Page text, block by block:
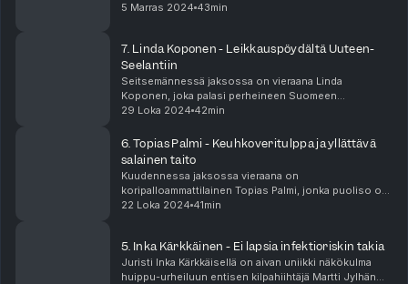
Taru Lahden rakkaussuhteen ainoa kynnyskysymys ei
5 Marras 2024 43min
7. Linda Koponen - Leikkauspöydältä Uuteen-
Seelantiin
Seitsemännessä jaksossa on vieraana Linda
Koponen, joka palasi perheineen Suomeen
koripalloilija puoliso Petteri Koposen yhdentoista
haastavaa on...
29 Loka 2024 42min
6. Topias Palmi - Keuhkoveritulppa ja yllättävä
salainen taito
Kuudennessa jaksossa vieraana on
koripalloammattilainen Topias Palmi, jonka puoliso on
sisäratojen 60 metrin aitajuoksun Euroopan mestari
22 Loka 2024 41min
5. Inka Kärkkäinen - Ei lapsia infektioriskin takia
Juristi Inka Kärkkäisellä on aivan uniikki näkökulma
huippu-urheiluun entisen kilpahiihtäjä Martti Jylhän